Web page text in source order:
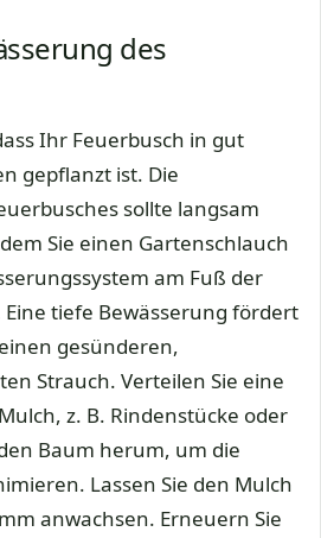
des
Ihr Feuerbusch in gut
gepflanzt ist. Die
sollte langsam
Sie einen Gartenschlauch
am Fuß der
tiefe Bewässerung fördert
gesünderen,
Strauch. Verteilen Sie eine
z. B. Rindenstücke oder
Baum herum, um die
Lassen Sie den Mulch
anwachsen. Erneuern Sie